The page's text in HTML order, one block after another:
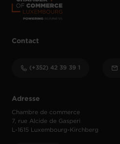
Adresse
Chambre de commerce
7, rue Alcide de Gasperi
L-1615 Luxembourg-Kirchberg
Contact
(+352) 42 39 39 1